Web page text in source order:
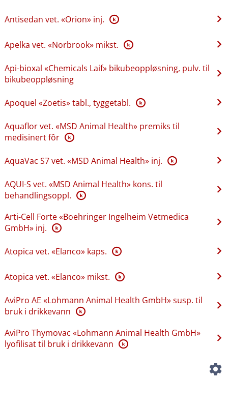
Antisedan vet. «Orion» inj. K
Apelka vet. «Norbrook» mikst. K
Api-bioxal «Chemicals Laif» bikubeoppløsning, pulv. til
bikubeoppløsning
Apoquel «Zoetis» tabl., tyggetabl. K
Aquaflor vet. «MSD Animal Health» premiks til
medisinert fôr K
AquaVac S7 vet. «MSD Animal Health» inj. K
AQUI-S vet. «MSD Animal Health» kons. til
behandlingsoppl. K
Arti-Cell Forte «Boehringer Ingelheim Vetmedica
GmbH» inj. K
Atopica vet. «Elanco» kaps. K
Atopica vet. «Elanco» mikst. K
AviPro AE «Lohmann Animal Health GmbH» susp. til
bruk i drikkevann K
AviPro Thymovac «Lohmann Animal Health GmbH»
lyofilisat til bruk i drikkevann K